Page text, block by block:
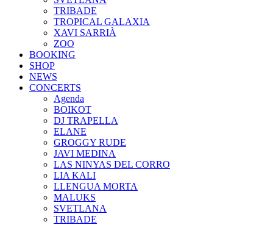
TRIBADE
TROPICAL GALAXIA
XAVI SARRIÀ
ZOO
BOOKING
SHOP
NEWS
CONCERTS
Agenda
BOIKOT
DJ TRAPELLA
ELANE
GROGGY RUDE
JAVI MEDINA
LAS NINYAS DEL CORRO
LIA KALI
LLENGUA MORTA
MALUKS
SVETLANA
TRIBADE